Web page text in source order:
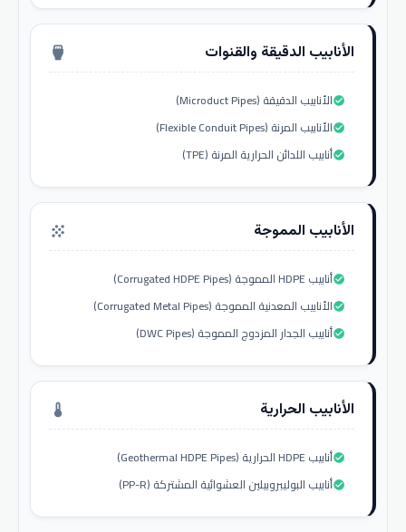
الأنابيب الدقيقة والقنوات settings_input_hdmi
الأنابيب الدقيقة (Microduct Pipes)check_circle
الأنابيب المرنة (Flexible Conduit Pipes)check_circle
أنابيب اللدائن الحرارية المرنة (TPE)check_circle
الأنابيب المموجة grain
أنابيب HDPE المموجة (Corrugated HDPE Pipes)check_circle
الأنابيب المعدنية المموجة (Corrugated Metal Pipes)check_circle
أنابيب الجدار المزدوج المموجة (DWC Pipes)check_circle
الأنابيب الحرارية thermostat
أنابيب HDPE الحرارية (Geothermal HDPE Pipes)check_circle
أنابيب البوليبروبيلين العشوائية المشتركة (PP-R)check_circle